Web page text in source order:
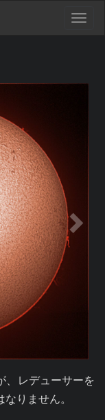
、レデューサーを
りません。